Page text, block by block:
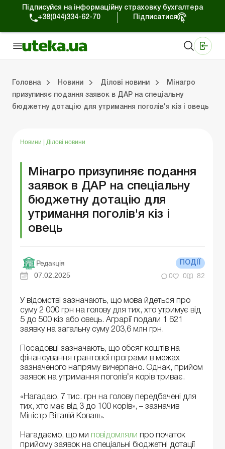
Підписуйся на інформаційну страховку бухгалтера
+38(044)334-62-70
Підписатися
Головна Новини Ділові новини
Мінагро
призупиняє подання заявок в ДАР на спеціальну
бюджетну дотацію для утримання поголів'я кіз і овець
Новини Ділові новини
Мінагро призупиняє подання
заявок в ДАР на спеціальну
бюджетну дотацію для
утримання поголів'я кіз і
овець
Редакція ПОДІЇ
07.02.2025 0 0 82
У відомстві зазначають, що мова йдеться про
суму 2 000 грн на голову для тих, хто утримує від
5 до 500 кіз або овець. Аграрії подали 1 621
заявку на загальну суму 203,6 млн грн.
Посадовці зазначають, що обсяг коштів на
фінансування грантової програми в межах
зазначеного напряму вичерпано. Однак, прийом
заявок на утримання поголівʼя корів триває.
«Нагадаю, 7 тис. грн на голову передбачені для
тих, хто має від 3 до 100 корів», – зазначив
Міністр Віталій Коваль.
Нагадаємо, що ми повідомляли про початок
прийому заявок на спеціальні бюджетні дотації